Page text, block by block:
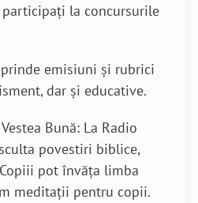
la concursurile
emisiuni și rubrici
dar și educative.
Bună: La Radio
povestiri biblice,
pot învăța limba
meditații pentru copii.